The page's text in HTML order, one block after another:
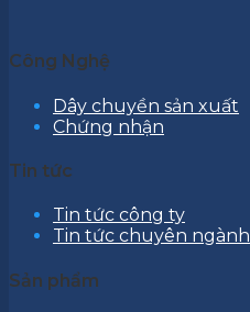
Công Nghệ
Dây chuyền sản xuất
Chứng nhận
Tin tức
Tin tức công ty
Tin tức chuyên ngành
Sản phẩm